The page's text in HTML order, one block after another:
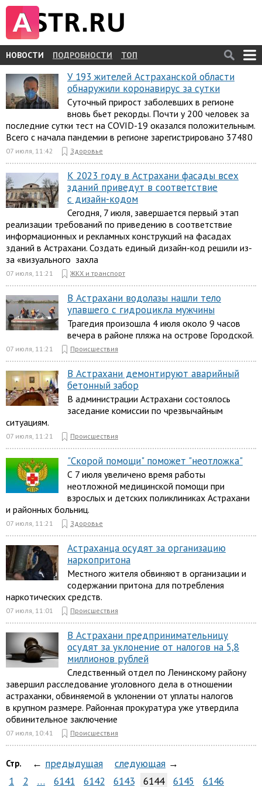
НОВОСТИ ПОДРОБНОСТИ ТОП
У 193 жителей Астраханской области
обнаружили коронавирус за сутки
Суточный прирост заболевших в регионе
вновь бьет рекорды. Почти у 200 человек за
последние сутки тест на COVID-19 оказался положительным.
Всего с начала пандемии в регионе зарегистрировано 37480
07 июля, 11:42 Здоровье
К 2023 году в Астрахани фасады всех
зданий приведут в соответствие
с дизайн-кодом
Сегодня, 7 июля, завершается первый этап
реализации требований по приведению в соответствие
информационных и рекламных конструкций на фасадах
зданий в Астрахани. Создать единый дизайн-код решили из-
за «визуального захла
07 июля, 11:21 ЖКХ и транспорт
В Астрахани водолазы нашли тело
упавшего с гидроцикла мужчины
Трагедия произошла 4 июля около 9 часов
вечера в районе пляжа на острове Городской.
07 июля, 11:21 Происшествия
В Астрахани демонтируют аварийный
бетонный забор
В администрации Астрахани состоялось
заседание комиссии по чрезвычайным
ситуациям.
07 июля, 11:21 Происшествия
"Скорой помощи" поможет "неотложка"
С 7 июля увеличено время работы
неотложной медицинской помощи при
взрослых и детских поликлиниках Астрахани
и районных больниц.
07 июля, 11:21 Здоровье
Астраханца осудят за организацию
наркопритона
Местного жителя обвиняют в организации и
содержании притона для потребления
наркотических средств.
07 июля, 11:01 Происшествия
В Астрахани предпринимательницу
осудят за уклонение от налогов на 5,8
миллионов рублей
Следственный отдел по Ленинскому району
завершил расследование уголовного дела в отношении
астраханки, обвиняемой в уклонении от уплаты налогов
в крупном размере. Районная прокуратура уже утвердила
обвинительное заключение
07 июля, 10:41 Происшествия
Стр. ← предыдущая следующая →
1
2 … 6141 6142 6143 6144 6145
6146